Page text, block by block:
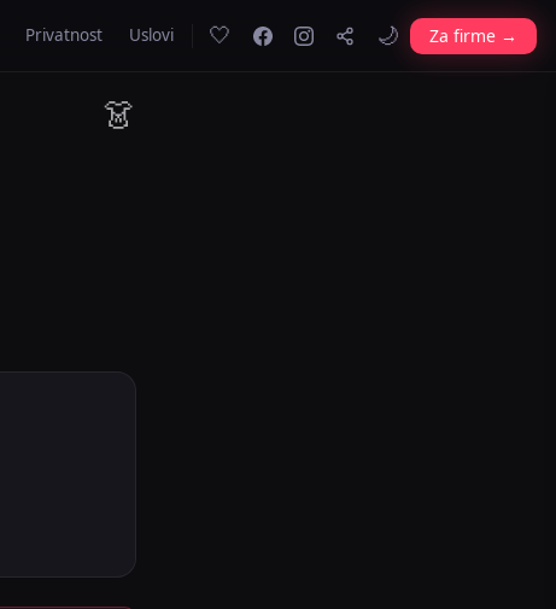
Privatnost Uslovi 🤍 🌙 Za firme →
👗